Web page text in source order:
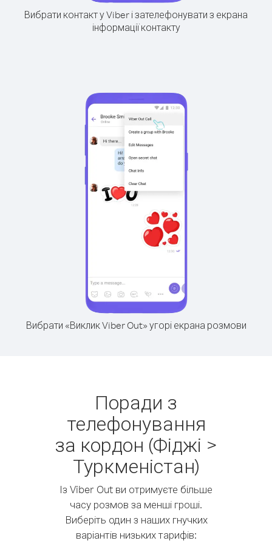
Вибрати контакт у Viber і зателефонувати з екрана
інформації контакту
Вибрати «Виклик Viber Out» угорі екрана розмови
Поради з
телефонування
за кордон (Фіджі >
Туркменістан)
Із Viber Out ви отримуєте більше
часу розмов за менші гроші.
Виберіть один з наших гнучких
варіантів низьких тарифів: